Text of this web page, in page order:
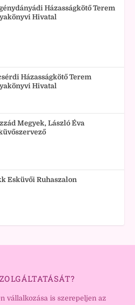
Házasságkötő Terem
Hivatal
Házasságkötő Terem
Hivatal
Megyek, László Éva
Esküvői Ruhaszalon
vállalkozása is szerepeljen az